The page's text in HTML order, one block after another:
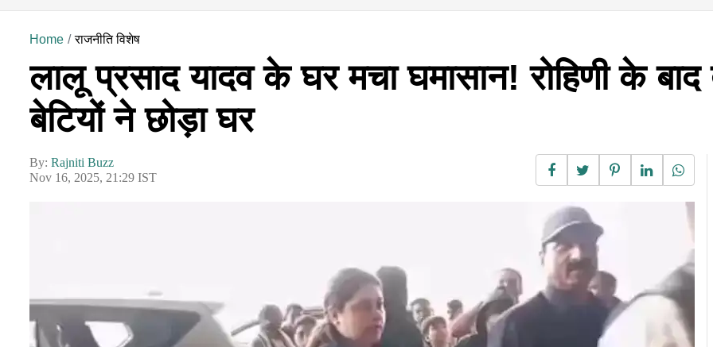
Home राजनीति विशेष
लालू प्रसाद यादव के घर मचा घमासान! रोहिणी के
बेटियों ने छोड़ा घर
By: Rajniti Buzz
Nov 16, 2025, 21:29 IST